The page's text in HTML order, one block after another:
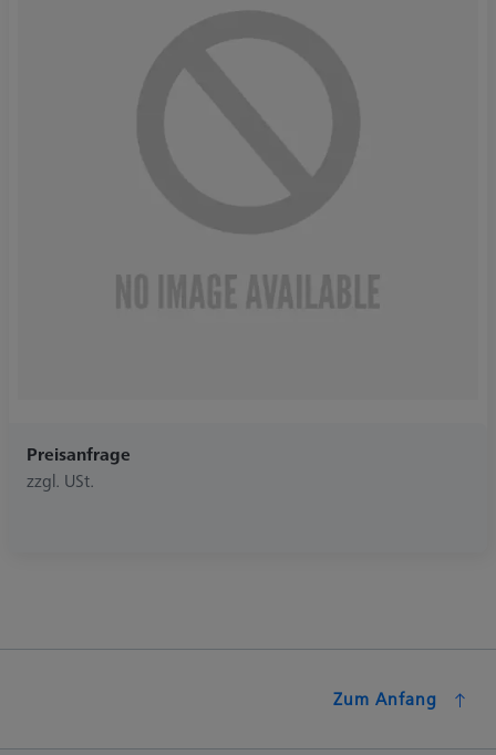
Preisanfrage
zzgl. USt.
Zum Anfang